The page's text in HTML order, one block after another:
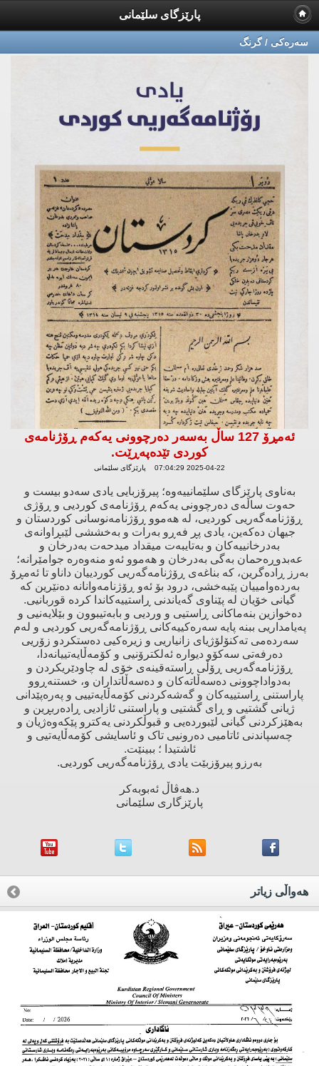
پارێزگای سلێمانی
سه‌ره‌كی / گرنگ
ئه‌مڕۆ 127 ساڵ به‌سه‌ر ده‌رچوونی یه‌كه‌م ڕۆژنامه‌ی
كوردی تێده‌په‌ڕێت.
2025-04-22 07:04:29 پارێزگای سلێمانی
بەناوی پارێزگای سلێمانییەوە؛ پیرۆزبایی یادی سەدو بیست و
حەوت ساڵەی دەرچوونی یەکەم ڕۆژنامەی کوردیی و ڕۆژی
ڕۆژنامەگەریی کوردیی، لە هەموو ڕۆژنامەنوسانی کوردستان و
جیهان دەکەین، یادی پڕ فەڕو بەرات و بەخششی لێبڕاوانەی
بەدرخانییەکان و بەتایبەت میقداد میدحەت بەدرخان و
عەبدوڕەحمان بەگی بەدرخان و هەموو ئەو منەوەرە جوامێرانە؛
بەرز ڕادەگرین، کە بناغەی ڕۆژنامەگەریی کوردییان داناو تا ئەمڕۆ
بەردەوامییان پێبەخشی، درود بۆ ئەو ڕۆژنامەوانانە دەنێرین کە
گیانی خۆیان لە پێناوی گەیاندنی ڕاستییەکاندا کردە قوربانیی.
دەخوازین بنەماکانی ڕاستیی و وردیی و بابەتیبوون و بێلایەنیی و
پەیامداریی ببنە پایە سەرەکییەکانی ڕۆژنامەگەریی کوردیی و لەم
سەردەمی تەکنۆلۆژیای زانیاریی و زیرەکیی دەستکردو زۆریی
دەرفەتی سەکۆو دیوارە ئەلکترۆنیی و کۆمەڵایەتییانەدا،
ڕۆژنامەگەریی ڕۆڵی ڕاستەقینەی خۆی لە چاودێریکردن و
بەدواداچوونی دەسەڵاتەکان و دەسەڵاتداران و، خستنەڕوو
پاراستنی ڕاستییەکان و گەشەکردنی کۆمەڵایەتییی و پەرەپێدانی
ژیانی گشتیی و ڕای گشتیی و پاراستنی ئازادیی ڕادەربڕین و
بەهێزکردنی گیانی لێبوردەیی و قبوڵکردنی یەکترو پێکەوەژیان و
چەسپاندنی ئاتامیی دەرونیی تاک و ئاسایشی کۆمەڵایەتیی و
ئاشتیدا ؛ ببینێت.
بەرزو پیرۆزبێت یادی ڕۆژنامەگەریی کوردیی.
د.هەڤاڵ ئەبوبەکر
پارێزگاری سلێمانی
هه‌واڵی زیاتر